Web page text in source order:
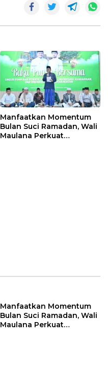
Manfaatkan Momentum
Bulan Suci Ramadan, Wali
Maulana Perkuat
Manfaatkan Momentum
Bulan Suci Ramadan, Wali
Maulana Perkuat